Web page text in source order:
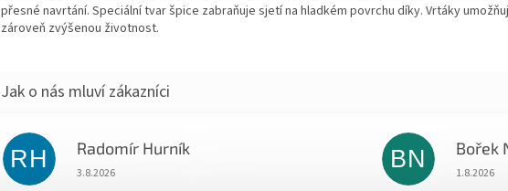
přesné navrtání. Speciální tvar špice zabraňuje sjetí na hladkém povrchu díky. Vrtáky
zároveň zvýšenou životnost.
RH Radomír Hurník
Hodnocení obchodu je 5 z 5 hvězdiček.
3.8.2026
BN Bořek
1.8.2026